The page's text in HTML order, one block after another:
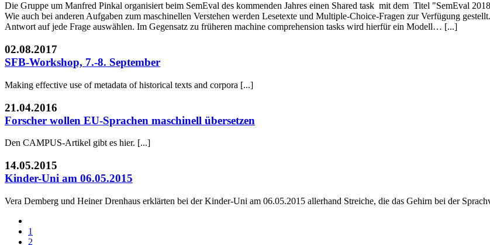
Die Gruppe um Manfred Pinkal organisiert beim SemEval des kommenden Jahres einen Shared task mit dem Titel "SemEval
Wie auch bei anderen Aufgaben zum maschinellen Verstehen werden Lesetexte und Multiple-Choice-Fragen zur Verfügung
Antwort auf jede Frage auswählen. Im Gegensatz zu früheren machine comprehension tasks wird hierfür ein Modell… [...]
02.08.2017
SFB-Workshop, 7.-8. September
Making effective use of metadata of historical texts and corpora [...]
21.04.2016
Forscher wollen EU-Sprachen maschinell übersetzen
Den CAMPUS-Artikel gibt es hier. [...]
14.05.2015
Kinder-Uni am 06.05.2015
Vera Demberg und Heiner Drenhaus erklärten bei der Kinder-Uni am 06.05.2015 allerhand Streiche, die das Gehirn bei der
1
2